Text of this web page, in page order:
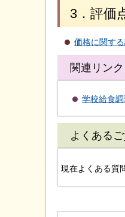
3．評価
価格に関す
関連リンク
学校給食
よくある
現在よくある質